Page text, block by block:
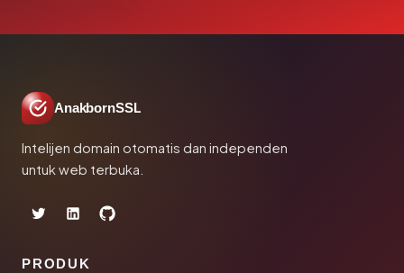
AnakbornSSL
Intelijen domain otomatis dan independen
untuk web terbuka.
PRODUK